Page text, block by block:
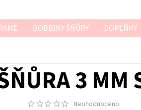
BOBBINY ŠŇŮRY DOPLŇKY
3 MM
Neohodnoceno